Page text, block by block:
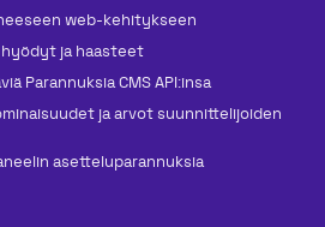
web-kehitykseen
hyödyt ja haasteet
Parannuksia CMS API:insa
ja arvot suunnittelijoiden
asetteluparannuksia